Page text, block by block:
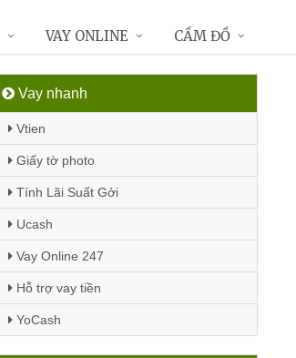
Vay nhanh
Vtien
Giấy tờ photo
Tính Lãi Suất Gởi
Ucash
Vay Online 247
Hỗ trợ vay tiền
YoCash
VAY ONLINE CẦM ĐỒ